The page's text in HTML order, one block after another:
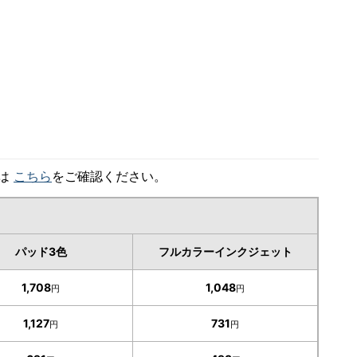
こちら をご確認ください。
パッド3色 フルカラーインクジェット
1,708円 1,048円
1,127円 731円